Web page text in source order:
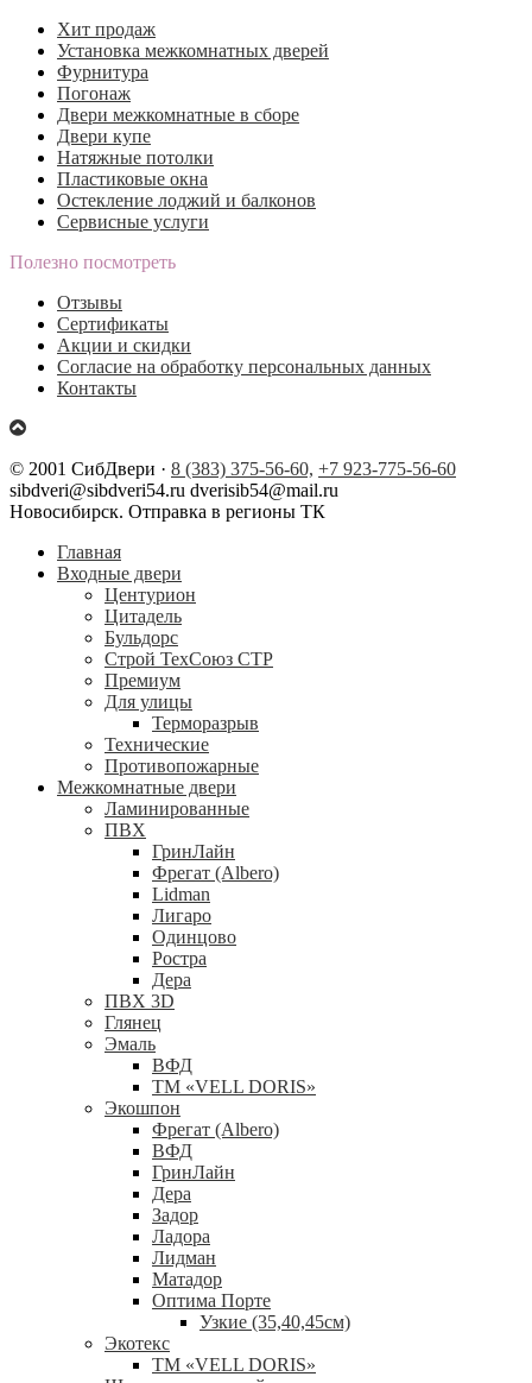
Хит продаж
Установка межкомнатных дверей
Фурнитура
Погонаж
Двери межкомнатные в сборе
Двери купе
Натяжные потолки
Пластиковые окна
Остекление лоджий и балконов
Сервисные услуги
Полезно посмотреть
Отзывы
Сертификаты
Акции и скидки
Согласие на обработку персональных данных
Контакты
© 2001 СибДвери · 8 (383) 375-56-60, +7 923-775-56-60
sibdveri@sibdveri54.ru dverisib54@mail.ru
Новосибирск. Отправка в регионы ТК
Главная
Входные двери
Центурион
Цитадель
Бульдорс
Строй ТехСоюз СТР
Премиум
Для улицы
Терморазрыв
Технические
Противопожарные
Межкомнатные двери
Ламинированные
ПВХ
ГринЛайн
Фрегат (Albero)
Lidman
Лигаро
Одинцово
Ростра
Дера
ПВХ 3D
Глянец
Эмаль
ВФД
ТМ «VELL DORIS»
Экошпон
Фрегат (Albero)
ВФД
ГринЛайн
Дера
Задор
Ладора
Лидман
Матадор
Оптима Порте
Узкие (35,40,45см)
Экотекс
ТМ «VELL DORIS»